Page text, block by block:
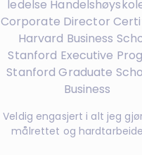
ledelse
Corporate Director
Harvard Business
Stanford Executive
Stanford Graduate
Business
Veldig engasjert i alt jeg
målrettet og